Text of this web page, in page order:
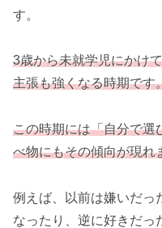
す。
3歳から未就学児にかけ
主張も強くなる時期です
この時期には「自分で選
べ物にもその傾向が現れ
例えば、以前は嫌いだっ
なったり、逆に好きだっ